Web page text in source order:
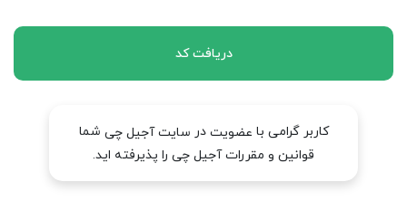
دریافت کد
کاربر گرامی با عضویت در سایت آجیل چی شما
قوانین و مقررات آجیل چی را پذیرفته اید.